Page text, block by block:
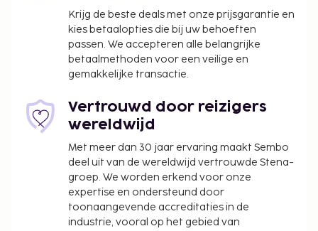
Schoonmaakkosten: IDR 120000.00 per
accommodatie, per verblijf
Vóór het inchecken dien je een borgsom van
IDR 300000 te betalen.
accommodatie aan ons heeft doorgegeven.
In deze accommodatie zijn huisdieren en
assistentiedieren niet toegestaan.
Krijg de beste deals met onze prijsgarantie en
kies betaalopties die bij uw behoeften
passen. We accepteren alle belangrijke
betaalmethoden voor een veilige en
gemakkelijke transactie.
Vertrouwd door reizigers
wereldwijd
Met meer dan 30 jaar ervaring maakt Sembo
deel uit van de wereldwijd vertrouwde Stena-
groep. We worden erkend voor onze
expertise en ondersteund door
toonaangevende accreditaties in de
industrie, vooral op het gebied van